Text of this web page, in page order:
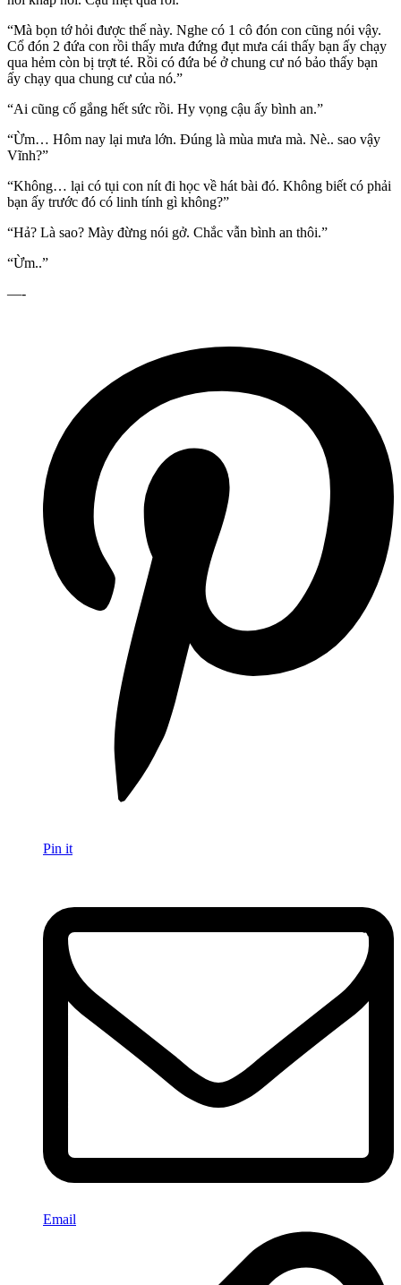
“Mà bọn tớ hỏi được thế này. Nghe có 1 cô đón con cũng nói vậy.
Cổ đón 2 đứa con rồi thấy mưa đứng đụt mưa cái thấy bạn ấy chạy
qua hẻm còn bị trợt té. Rồi có đứa bé ở chung cư nó bảo thấy bạn
ấy chạy qua chung cư của nó.”
“Ai cũng cố gắng hết sức rồi. Hy vọng cậu ấy bình an.”
“Ừm… Hôm nay lại mưa lớn. Đúng là mùa mưa mà. Nè.. sao vậy
Vĩnh?”
“Không… lại có tụi con nít đi học về hát bài đó. Không biết có phải
bạn ấy trước đó có linh tính gì không?”
“Hả? Là sao? Mày đừng nói gở. Chắc vẫn bình an thôi.”
“Ừm..”
—-
Pin it
Email